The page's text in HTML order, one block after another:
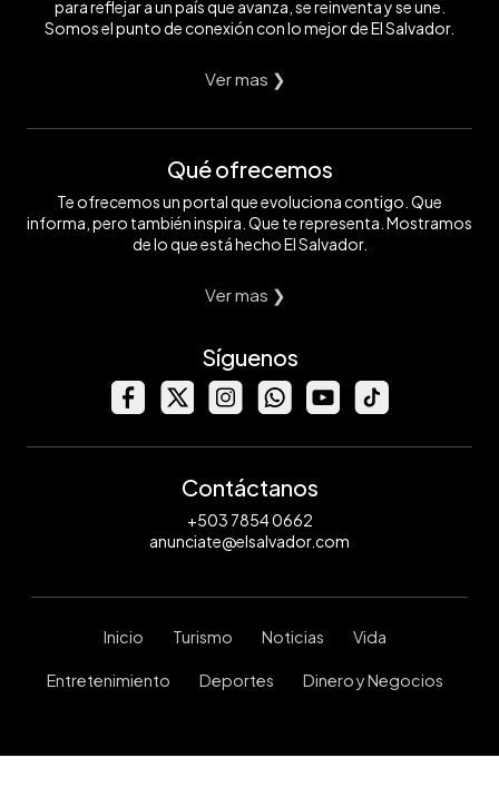
para reflejar a un país que avanza, se reinventa y se une.
Somos el punto de conexión con lo mejor de El Salvador.
Ver mas ❯
Qué ofrecemos
Te ofrecemos un portal que evoluciona contigo. Que
informa, pero también inspira. Que te representa. Mostramos
de lo que está hecho El Salvador.
Ver mas ❯
Síguenos
Contáctanos
+503 7854 0662
anunciate@elsalvador.com
Inicio Turismo Noticias Vida
Entretenimiento Deportes Dinero y Negocios